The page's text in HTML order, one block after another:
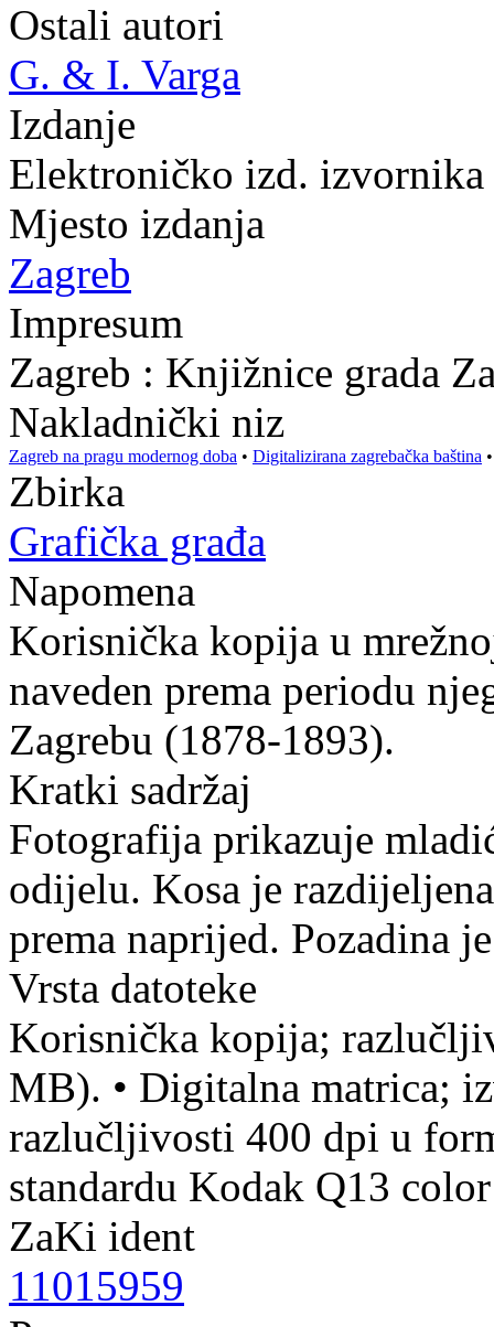
Ostali autori
G. & I. Varga
Izdanje
Elektroničko izd. izvornika
Mjesto izdanja
Zagreb
Impresum
Zagreb : Knjižnice grada
Nakladnički niz
Zagreb na pragu modernog doba • Digitalizirana zagrebačka baština
Zbirka
Grafička građa
Napomena
Korisnička kopija u
naveden prema periodu
Zagrebu (1878-1893).
Kratki sadržaj
Fotografija prikazuje
odijelu. Kosa je
prema naprijed. Pozadina
Vrsta datoteke
Korisnička kopija;
MB). • Digitalna matrica;
razlučljivosti 400 dpi u
standardu Kodak Q13
ZaKi ident
11015959